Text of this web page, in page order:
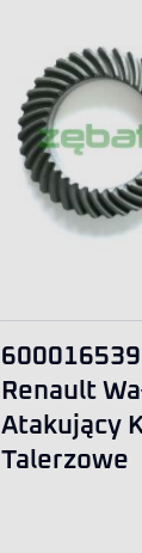
Renault
Atakujący
Talerzowe